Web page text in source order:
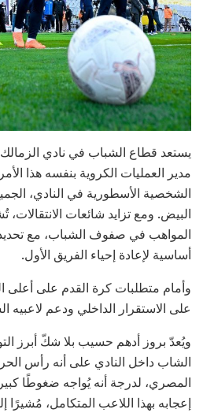
يستعد قطاع الشباب في نادي الزمالك
مدير العمليات الكروية بنفسه هذا
الشخصية الأسطورية في النادي،
البيض. ومع تزايد شائعات الانتقالات،
المواهب في صفوف الشباب، مع تحديد
أساسية لإعادة إحياء الفريق الأول.
وأمام متطلبات كرة القدم على أعلى
على الاستقرار الداخلي ودعم لاعبيه
ويُعدّ بروز أدهم حسيب بلا شكّ أبرز
الشاب داخل النادي على أنه رأس
المصري، لدرجة أنه يُواجه ضغوطًا
إعجابه بهذا اللاعب المتكامل،